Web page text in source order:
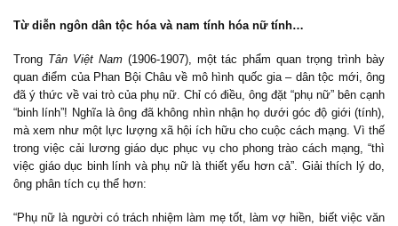
Từ diễn ngôn dân tộc hóa và nam tính hóa nữ tính…
Trong Tân Việt Nam(1906-1907), một tác phẩm quan trọng trình bày
quan điểm của Phan Bội Châu về mô hình quốc gia – dân tộc mới, ông
đã ý thức về vai trò của phụ nữ. Chỉ có điều, ông đặt “phụ nữ” bên cạnh
“binh lính”! Nghĩa là ông đã không nhìn nhận họ dưới góc độ giới (tính),
mà xem như một lực lượng xã hội ích hữu cho cuộc cách mạng. Vì thế
trong việc cải lương giáo dục phục vụ cho phong trào cách mạng, “thì
việc giáo dục binh lính và phụ nữ là thiết yếu hơn cả”. Giải thích lý do,
ông phân tích cụ thể hơn:
“Phụ nữ là người có trách nhiệm làm mẹ tốt, làm vợ hiền, biết việc văn